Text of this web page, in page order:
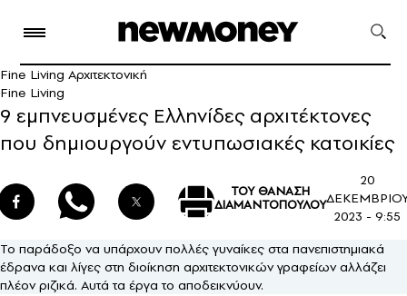
Fine Living Αρχιτεκτονική
Fine Living
9 εμπνευσμένες Ελληνίδες αρχιτέκτονες
που δημιουργούν εντυπωσιακές κατοικίες
ΤΟΥ ΘΑΝΑΣΗ
ΔΙΑΜΑΝΤΟΠΟΥΛΟΥ
20
2023 - 9:55
Το παράδοξο να υπάρχουν πολλές γυναίκες στα πανεπιστημιακά
έδρανα και λίγες στη διοίκηση αρχιτεκτονικών γραφείων αλλάζει
πλέον ριζικά. Αυτά τα έργα το αποδεικνύουν.